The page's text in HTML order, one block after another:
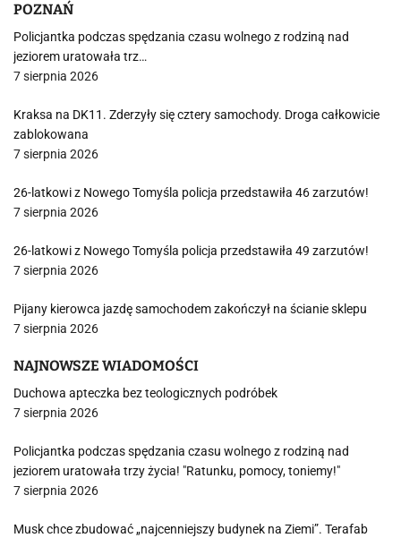
POZNAŃ
Policjantka podczas spędzania czasu wolnego z rodziną nad
jeziorem uratowała trz…
7 sierpnia 2026
Kraksa na DK11. Zderzyły się cztery samochody. Droga całkowicie
zablokowana
7 sierpnia 2026
26-latkowi z Nowego Tomyśla policja przedstawiła 46 zarzutów!
7 sierpnia 2026
26-latkowi z Nowego Tomyśla policja przedstawiła 49 zarzutów!
7 sierpnia 2026
Pijany kierowca jazdę samochodem zakończył na ścianie sklepu
7 sierpnia 2026
NAJNOWSZE WIADOMOŚCI
Duchowa apteczka bez teologicznych podróbek
7 sierpnia 2026
Policjantka podczas spędzania czasu wolnego z rodziną nad
jeziorem uratowała trzy życia! "Ratunku, pomocy, toniemy!"
7 sierpnia 2026
Musk chce zbudować „najcenniejszy budynek na Ziemi”. Terafab